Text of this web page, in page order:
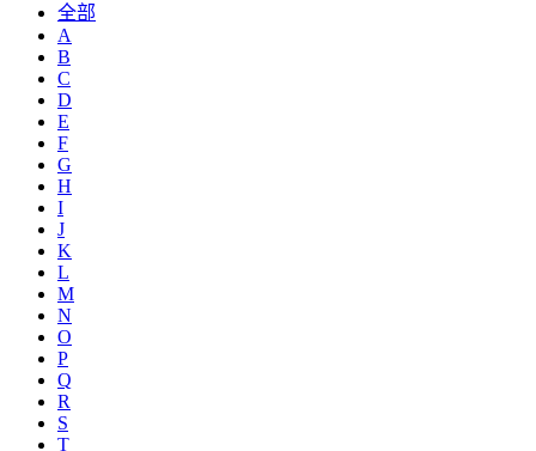
全部
A
B
C
D
E
F
G
H
I
J
K
L
M
N
O
P
Q
R
S
T